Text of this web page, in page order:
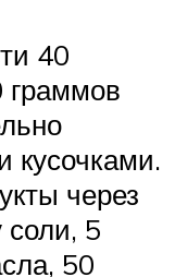
40
граммов
кусочками.
через
соли, 5
50